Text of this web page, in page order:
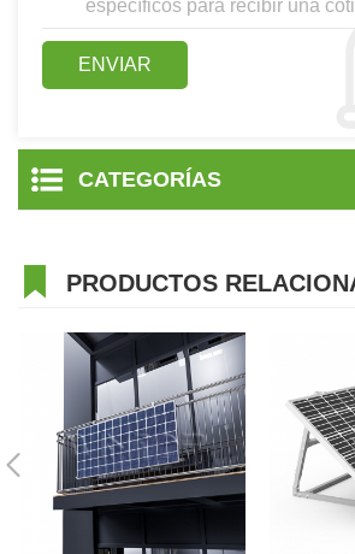
CATEGORÍAS
PRODUCTOS